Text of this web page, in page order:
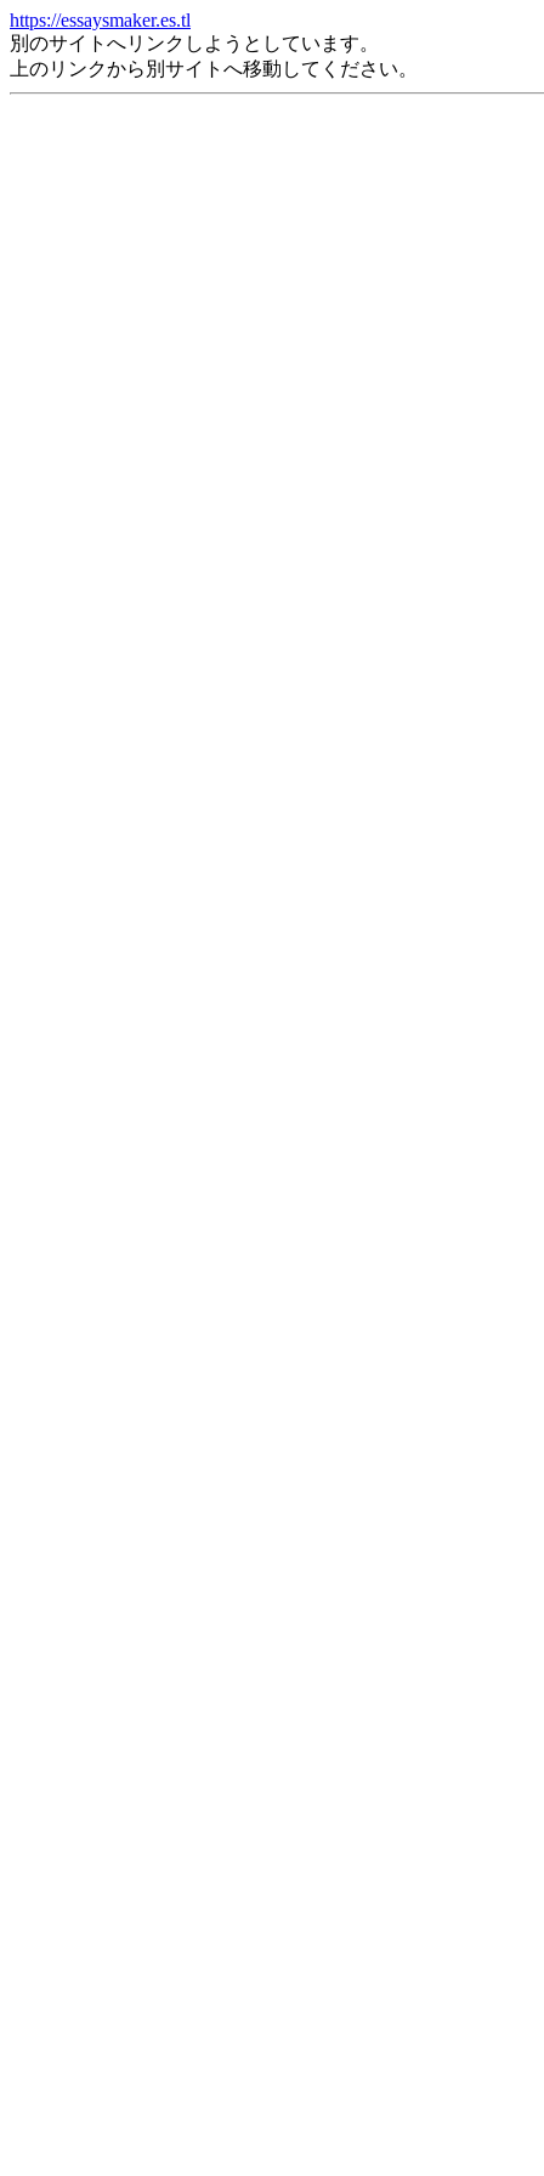
https://essaysmaker.es.tl
別のサイトへリンクしようとしています。
上のリンクから別サイトへ移動してください。